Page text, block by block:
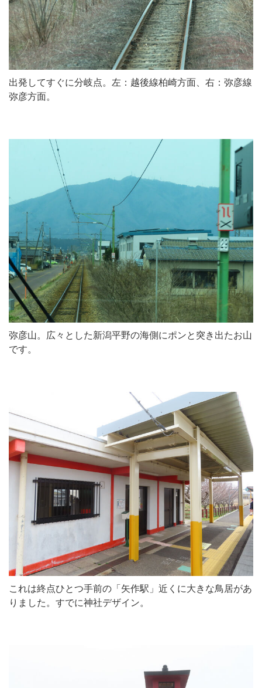
出発してすぐに分岐点。左：越後線柏崎方面、右：弥彦線
弥彦方面。
弥彦山。広々とした新潟平野の海側にポンと突き出たお山
です。
これは終点ひとつ手前の「矢作駅」近くに大きな鳥居があ
りました。すでに神社デザイン。